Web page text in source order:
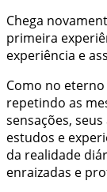
Chega
primeira
experiência e
Como no
repetindo as
sensações,
estudos e
da realidade
enraizadas e